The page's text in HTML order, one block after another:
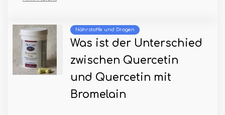
Nährstoffe und Drogen
Was ist der Unterschied
zwischen Quercetin
und Quercetin mit
Bromelain